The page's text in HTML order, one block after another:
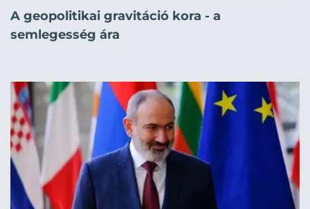
A geopolitikai gravitáció kora - a
semlegesség ára